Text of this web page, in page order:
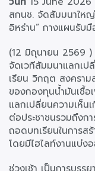
สกนช. จัดสัมมนาให
อิหร่าน” กางแผนรับ
(12 มิถุนายน 2569 )
จัดเวทีสัมมนาแลกเ
เรียน วิกฤต สงครา
ของกองทุนน้ำมันเชื้อ
แลกเปลี่ยนความเห็
ต่อประชาชนรวมถึงก
ถอดบทเรียนในการส
โดยมีไฮไลท์งานแบ่ง